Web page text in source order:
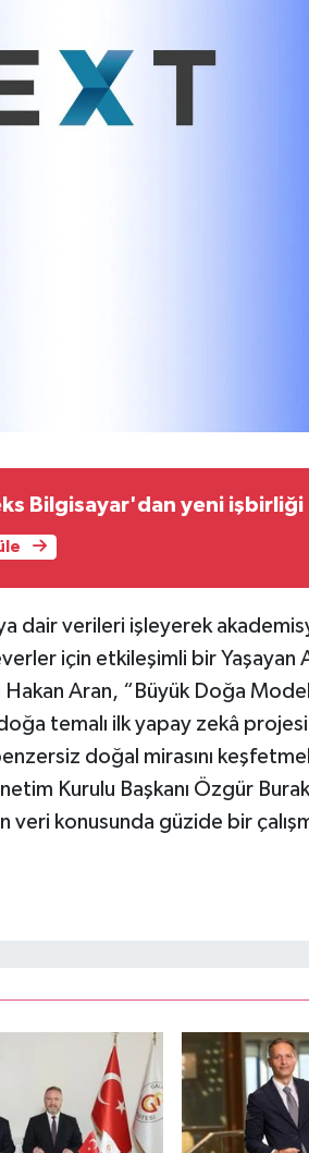
Bilgisayar'dan yeni işbirliği
dair verileri işleyerek
için etkileşimli bir Yaşayan
Aran, “Büyük Doğa
temalı ilk yapay zekâ projesi
doğal mirasını
Kurulu Başkanı Özgür
veri konusunda güzide bir